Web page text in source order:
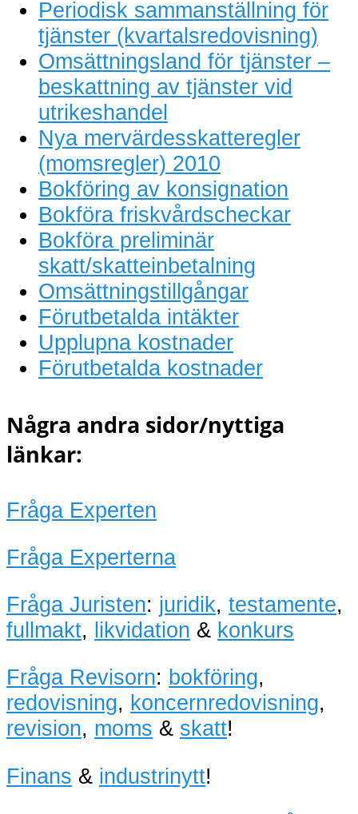
Periodisk sammanställning för
tjänster (kvartalsredovisning)
Omsättningsland för tjänster –
beskattning av tjänster vid
utrikeshandel
Nya mervärdesskatteregler
(momsregler) 2010
Bokföring av konsignation
Bokföra friskvårdscheckar
Bokföra preliminär
skatt/skatteinbetalning
Omsättningstillgångar
Förutbetalda intäkter
Upplupna kostnader
Förutbetalda kostnader
Några andra sidor/nyttiga
länkar:
Fråga Experten
Fråga Experterna
Fråga Juristen: juridik, testamente,
fullmakt, likvidation & konkurs
Fråga Revisorn: bokföring,
redovisning, koncernredovisning,
revision, moms & skatt!
Finans & industrinytt!